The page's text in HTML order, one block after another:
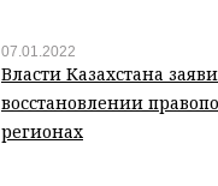
07.01.2022
Власти Казахстана
восстановлении
регионах